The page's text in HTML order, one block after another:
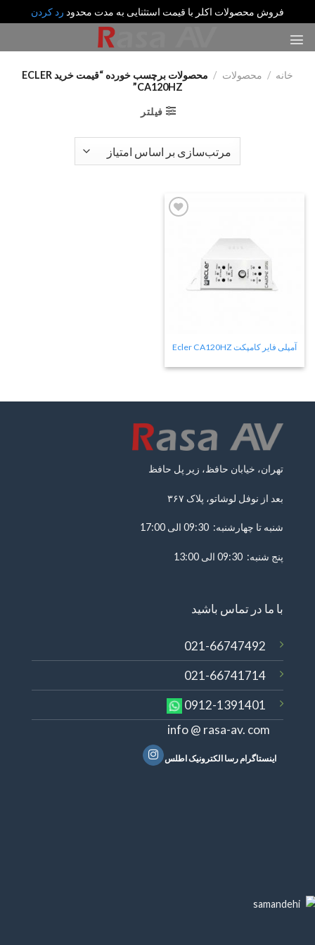
فروش محصولات اکلر با قیمت استثنایی به مدت محدود رد کردن
خانه / محصولات /
محصولات برچسب خورده “قیمت خرید ECLER
CA120HZ”
فیلتر
آمپلی فایر کامپکت Ecler CA120HZ
تهران، خیابان حافظ، زیر پل حافظ
بعد از نوفل لوشاتو، پلاک ۳۶۷
شنبه تا چهارشنبه: 09:30 الی 17:00
پنج شنبه: 09:30 الی 13:00
با ما در تماس باشید
021-66747492
021-66741714
0912-1391401
info @ rasa-av. com
اینستاگرام رسا الکترونیک اطلس